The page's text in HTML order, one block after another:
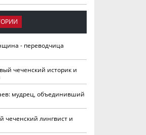
- переводчица
чеченский историк и
мудрец, объединивший
чеченский лингвист и